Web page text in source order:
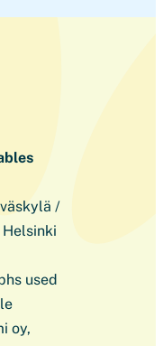
/
used
oy,